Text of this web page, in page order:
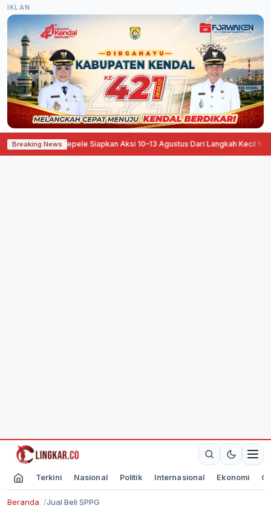
IKLAN
Breaking News
Pati Ora Sepele Siapkan Aksi 10–13 Agustus·Dari Langkah Kecil
Terkini Nasional Politik Internasional Ekonomi
Beranda Jual Beli SPPG